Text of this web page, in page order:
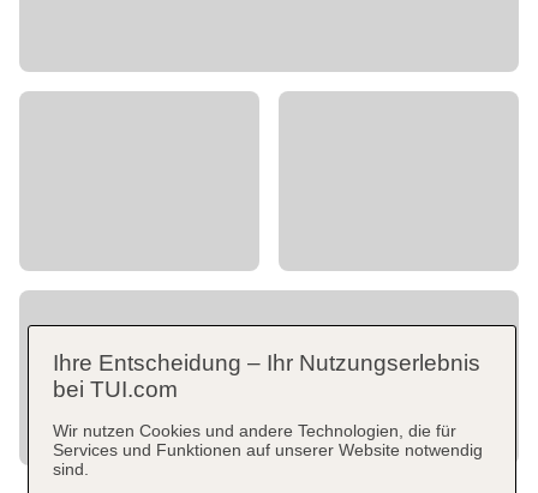
Ihre Entscheidung – Ihr Nutzungserlebnis
bei TUI.com
Wir nutzen Cookies und andere Technologien, die für
Services und Funktionen auf unserer Website notwendig
sind.